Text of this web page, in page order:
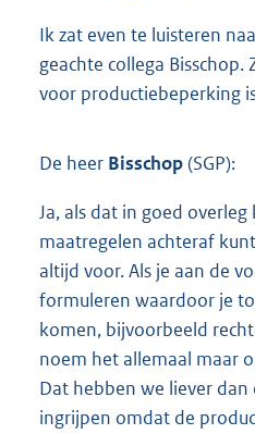
Ik zat even te luisteren
geachte collega Bisschop.
voor productiebeperking
De heer Bisschop(SGP):
Ja, als dat in goed
maatregelen achteraf
altijd voor. Als je aan de
formuleren waardoor je
komen, bijvoorbeeld
noem het allemaal maar
Dat hebben we liever
ingrijpen omdat de